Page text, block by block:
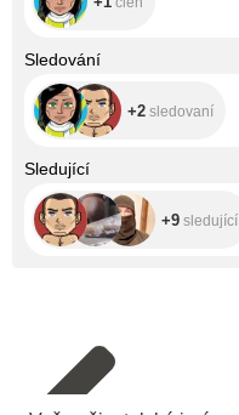
Sledování
+2 sledovaní
Sledující
+9 sledující